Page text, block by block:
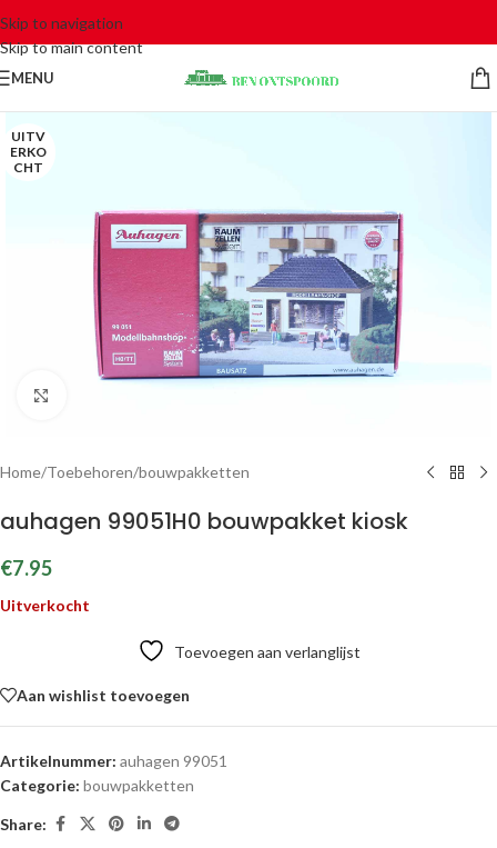
Skip to navigation
Skip to main content
MENU
UITV
ERKO
CHT
Home/Toebehoren/bouwpakketten
auhagen 99051H0 bouwpakket kiosk
€7.95
Uitverkocht
Toevoegen aan verlanglijst
Aan wishlist toevoegen
Artikelnummer: auhagen 99051
Categorie: bouwpakketten
Share: